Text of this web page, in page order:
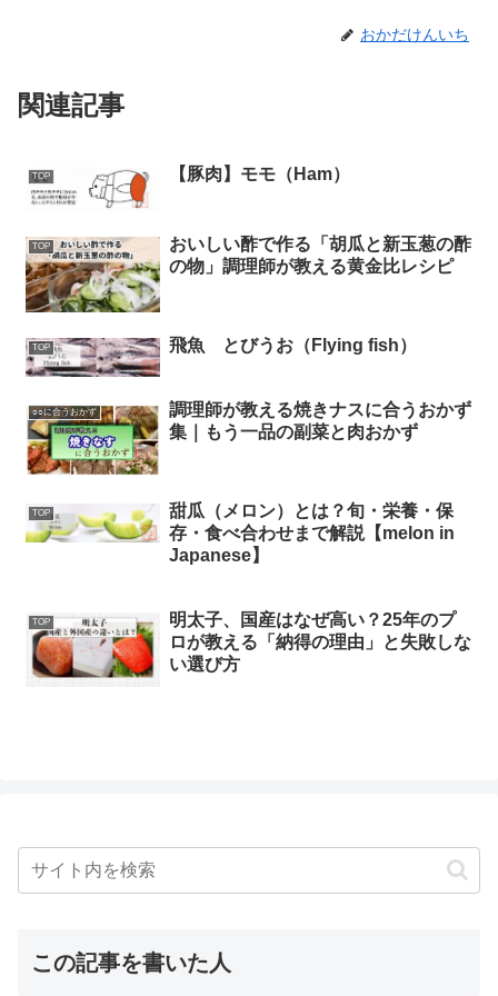
おかだけんいち
関連記事
TOP 【豚肉】モモ（Ham）
TOP
おいしい酢で作る「胡瓜と新玉葱の酢
の物」調理師が教える黄金比レシピ
TOP 飛魚 とびうお（Flying fish）
○○に合うおかず
調理師が教える焼きナスに合うおかず
集｜もう一品の副菜と肉おかず
TOP
甜瓜（メロン）とは？旬・栄養・保
存・食べ合わせまで解説【melon in
Japanese】
TOP
明太子、国産はなぜ高い？25年のプ
ロが教える「納得の理由」と失敗しな
い選び方
この記事を書いた人